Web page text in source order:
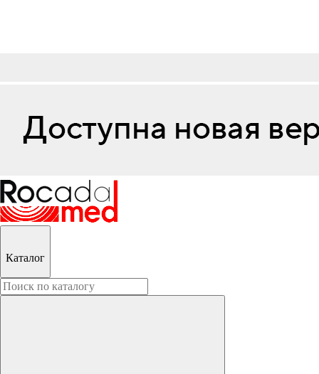
Каталог